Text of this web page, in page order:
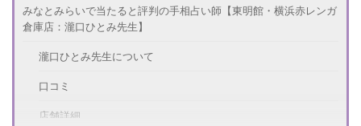
みなとみらいで当たると評判の手相占い師【東明館・横浜赤レンガ
倉庫店：瀧口ひとみ先生】
瀧口ひとみ先生について
口コミ
店舗詳細